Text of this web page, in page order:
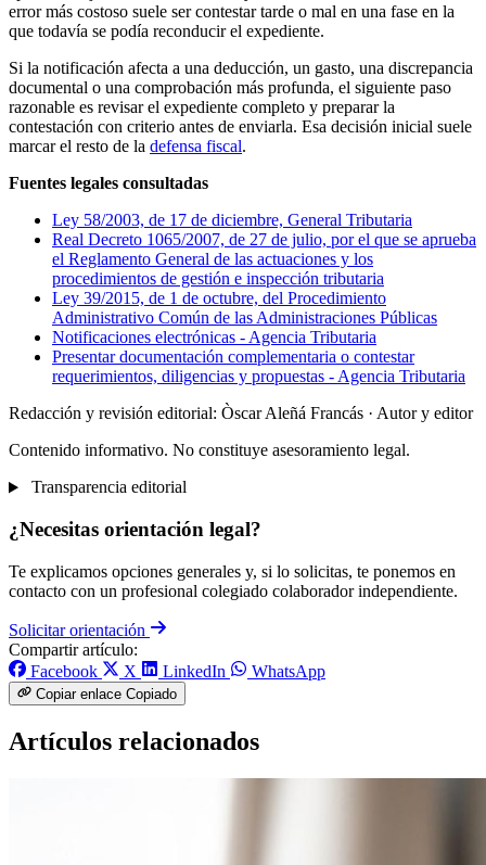
error más costoso suele ser contestar tarde o mal en una fase en la
que todavía se podía reconducir el expediente.
Si la notificación afecta a una deducción, un gasto, una discrepancia
documental o una comprobación más profunda, el siguiente paso
razonable es revisar el expediente completo y preparar la
contestación con criterio antes de enviarla. Esa decisión inicial suele
marcar el resto de la defensa fiscal.
Fuentes legales consultadas
Ley 58/2003, de 17 de diciembre, General Tributaria
Real Decreto 1065/2007, de 27 de julio, por el que se aprueba
el Reglamento General de las actuaciones y los
procedimientos de gestión e inspección tributaria
Ley 39/2015, de 1 de octubre, del Procedimiento
Administrativo Común de las Administraciones Públicas
Notificaciones electrónicas - Agencia Tributaria
Presentar documentación complementaria o contestar
requerimientos, diligencias y propuestas - Agencia Tributaria
Redacción y revisión editorial: Òscar Aleñá Francás · Autor y editor
Contenido informativo. No constituye asesoramiento legal.
Transparencia editorial
¿Necesitas orientación legal?
Te explicamos opciones generales y, si lo solicitas, te ponemos en
contacto con un profesional colegiado colaborador independiente.
Solicitar orientación
Compartir artículo:
Facebook
X LinkedIn WhatsApp
Copiar enlace Copiado
Artículos relacionados